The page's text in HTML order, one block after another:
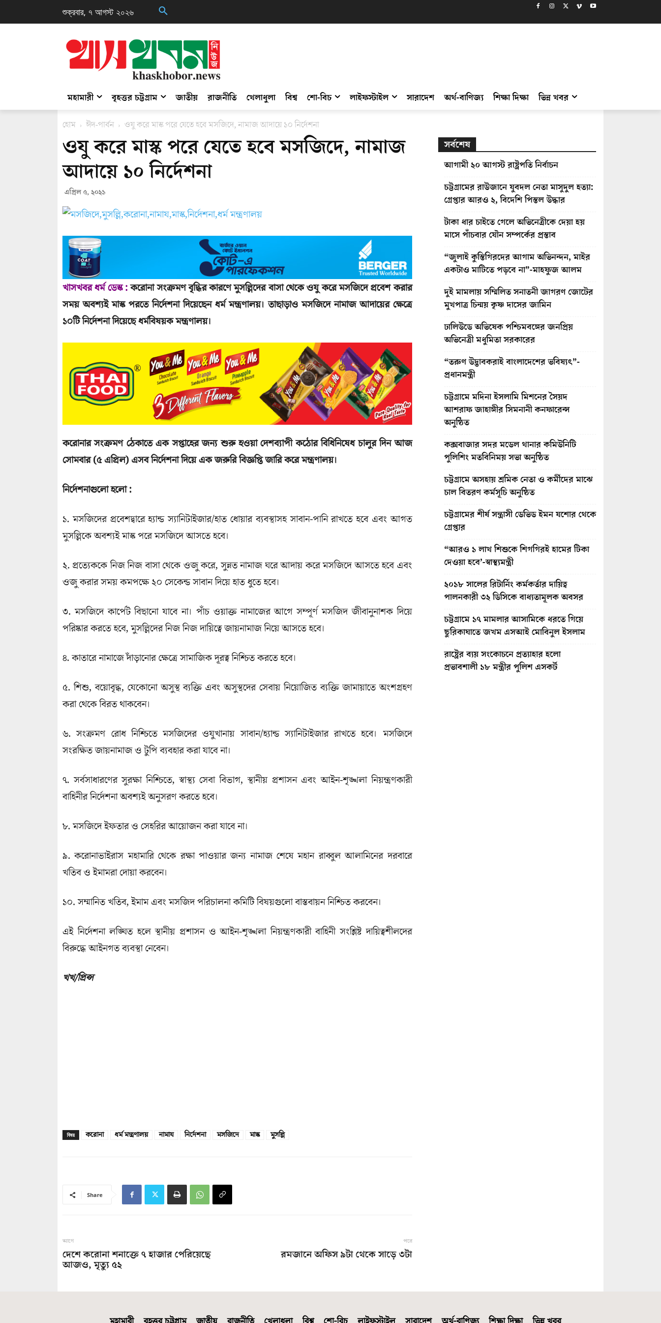
শুক্রবার, ৭ আগস্ট ২০২৬
মহামারী বৃহত্তর চট্টগ্রাম জাতীয় রাজনীতি খেলাধুলা বিশ্ব শো-বিচ লাইফস্টাইল সারাদেশ অর্থ-বাণিজ্য শিক্ষা দিক্ষা ভিন্ন খবর
হোম ঈদ-পার্বন ওযু করে মাস্ক পরে যেতে হবে মসজিদে, নামাজ আদায়ে ১০ নির্দেশনা
ওযু করে মাস্ক পরে যেতে হবে মসজিদে, নামাজ
আদায়ে ১০ নির্দেশনা
এপ্রিল ৫, ২০২১
খাসখবর ধর্ম ডেস্ক :করোনা সংক্রমণ বৃদ্ধির কারণে মুসল্লিদের বাসা থেকে ওযু করে মসজিদে প্রবেশ করার
সময় অবশ্যই মাস্ক পরতে নির্দেশনা দিয়েছেন ধর্ম মন্ত্রণালয়। তাছাড়াও মসজিদে নামাজ আদায়ের ক্ষেত্রে
১০টি নির্দেশনা দিয়েছে ধর্মবিষয়ক মন্ত্রণালয়।
করোনার সংক্রমণ ঠেকাতে এক সপ্তাহের জন্য শুরু হওয়া দেশব্যাপী কঠোর বিধিনিষেধ চালুর দিন আজ
সোমবার (৫ এপ্রিল) এসব নির্দেশনা দিয়ে এক জরুরি বিজ্ঞপ্তি জারি করে মন্ত্রণালয়।
নির্দেশনাগুলো হলো :
১. মসজিদের প্রবেশদ্বারে হ্যান্ড স্যানিটাইজার/হাত ধোয়ার ব্যবস্থাসহ সাবান-পানি রাখতে হবে এবং আগত
মুসল্লিকে অবশ্যই মাস্ক পরে মসজিদে আসতে হবে।
২. প্রত্যেককে নিজ নিজ বাসা থেকে ওজু করে, সুন্নত নামাজ ঘরে আদায় করে মসজিদে আসতে হবে এবং
ওজু করার সময় কমপক্ষে ২০ সেকেন্ড সাবান দিয়ে হাত ধুতে হবে।
৩. মসজিদে কার্পেট বিছানো যাবে না। পাঁচ ওয়াক্ত নামাজের আগে সম্পূর্ণ মসজিদ জীবানুনাশক দিয়ে
পরিষ্কার করতে হবে, মুসল্লিদের নিজ নিজ দায়িত্বে জায়নামাজ নিয়ে আসতে হবে।
৪. কাতারে নামাজে দাঁড়ানোর ক্ষেত্রে সামাজিক দূরত্ব নিশ্চিত করতে হবে।
৫. শিশু, বয়োবৃদ্ধ, যেকোনো অসুস্থ ব্যক্তি এবং অসুস্থদের সেবায় নিয়োজিত ব্যক্তি জামায়াতে অংশগ্রহণ
করা থেকে বিরত থাকবেন।
৬. সংক্রমণ রোধ নিশ্চিতে মসজিদের ওযুখানায় সাবান/হ্যান্ড স্যানিটাইজার রাখতে হবে। মসজিদে
সংরক্ষিত জায়নামাজ ও টুপি ব্যবহার করা যাবে না।
৭. সর্বসাধারণের সুরক্ষা নিশ্চিতে, স্বাস্থ্য সেবা বিভাগ, স্থানীয় প্রশাসন এবং আইন-শৃঙ্খলা নিয়ন্ত্রণকারী
বাহিনীর নির্দেশনা অবশ্যই অনুসরণ করতে হবে।
৮. মসজিদে ইফতার ও সেহরির আয়োজন করা যাবে না।
৯. করোনাভাইরাস মহামারি থেকে রক্ষা পাওয়ার জন্য নামাজ শেষে মহান রাব্বুল আলামিনের দরবারে
খতিব ও ইমামরা দোয়া করবেন।
১০. সম্মানিত খতিব, ইমাম এবং মসজিদ পরিচালনা কমিটি বিষয়গুলো বাস্তবায়ন নিশ্চিত করবেন।
এই নির্দেশনা লঙ্ঘিত হলে স্থানীয় প্রশাসন ও আইন-শৃঙ্খলা নিয়ন্ত্রণকারী বাহিনী সংশ্লিষ্ট দায়িত্বশীলদের
বিরুদ্ধে আইনগত ব্যবস্থা নেবেন।
খখ/প্রিন্স
বিষয় করোনা ধর্ম মন্ত্রণালয় নামায নির্দেশনা মসজিদে মাস্ক মুসল্লি
Share
আগে
দেশে করোনা শনাক্তে ৭ হাজার পেরিয়েছে
আজও, মৃত্যু ৫২
পরে
রমজানে অফিস ৯টা থেকে সাড়ে ৩টা
সর্বশেষ
আগামী ২০ আগস্ট রাষ্ট্রপতি নির্বাচন
চট্টগ্রামের রাউজানে যুবদল নেতা মাসুদুল হত্যা:
গ্রেপ্তার আরও ২, বিদেশি পিস্তল উদ্ধার
টাকা ধার চাইতে গেলে অভিনেত্রীকে দেয়া হয়
মাসে পাঁচবার যৌন সম্পর্কের প্রস্তাব
“জুলাই কুস্তিগিরদের আগাম অভিনন্দন, মাইর
একটাও মাটিতে পড়বে না”-মাহফুজ আলম
দুই মামলায় সম্মিলিত সনাতনী জাগরণ জোটের
মুখপাত্র চিন্ময় কৃষ্ণ দাসের জামিন
ঢালিউডে অভিষেক পশ্চিমবঙ্গের জনপ্রিয়
অভিনেত্রী মধুমিতা সরকারের
“তরুণ উদ্ভাবকরাই বাংলাদেশের ভবিষ্যৎ”-
প্রধানমন্ত্রী
চট্টগ্রামে মদিনা ইসলামি মিশনের সৈয়দ
আশরাফ জাহাঙ্গীর সিমনানী কনফারেন্স
অনুষ্ঠিত
কক্সবাজার সদর মডেল থানার কমিউনিটি
পুলিশিং মতবিনিময় সভা অনুষ্ঠিত
চট্টগ্রামে অসহায় শ্রমিক নেতা ও কর্মীদের মাঝে
চাল বিতরণ কর্মসূচি অনুষ্ঠিত
চট্টগ্রামের শীর্ষ সন্ত্রাসী ডেভিড ইমন যশোর থেকে
গ্রেপ্তার
“আরও ১ লাখ শিশুকে শিগগিরই হামের টিকা
দেওয়া হবে’-স্বাস্থ্যমন্ত্রী
২০১৮ সালের রিটার্নিং কর্মকর্তার দায়িত্ব
পালনকারী ৩২ ডিসিকে বাধ্যতামূলক অবসর
চট্টগ্রামে ১৭ মামলার আসামিকে ধরতে গিয়ে
ছুরিকাঘাতে জখম এসআই মোবিনুল ইসলাম
রাষ্ট্রের ব্যয় সংকোচনে প্রত্যাহার হলো
প্রভাবশালী ১৮ মন্ত্রীর পুলিশ এসকর্ট